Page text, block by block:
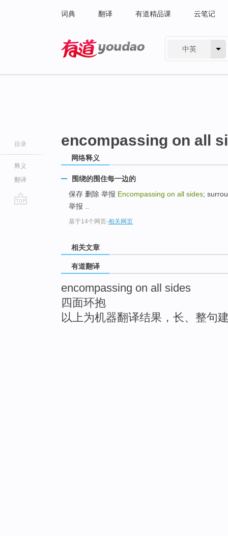
词典 翻译 有道精品课 云笔记
中英
目录
释义
翻译
encompassing on all
网络释义
围绕的围住每一边的
保存 删除 举报 Encompassing on all sides;
举报 ..
基于14个网页-相关网页
相关文章
有道翻译
encompassing on all sides
四面环抱
以上为机器翻译结果，长、整句